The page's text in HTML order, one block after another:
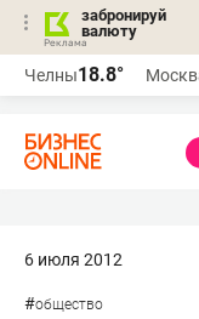
забронируй
валюту
Челны18.8°
6 июля 2012
#общество